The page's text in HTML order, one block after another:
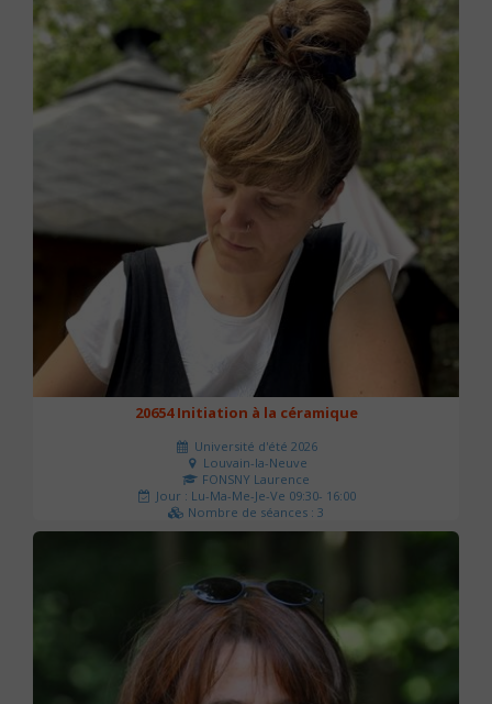
20654 Initiation à la céramique
Université d'été 2026
Louvain-la-Neuve
FONSNY Laurence
Jour : Lu-Ma-Me-Je-Ve 09:30- 16:00
Nombre de séances : 3
190 €